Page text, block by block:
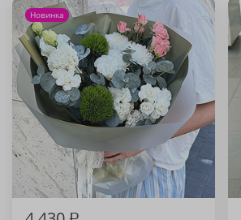
Новинка